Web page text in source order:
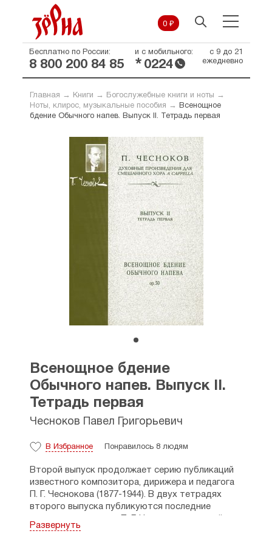
0 ₽
Бесплатно по России:
8 800 200 84 85
и с мобильного:
* 0224
с 9 до 21
ежедневно
Главная → Книги → Богослужебные книги и ноты →
Ноты, клирос, музыкальные пособия →
Всенощное
бдение Обычного напев. Выпуск II. Тетрадь первая
Всенощное бдение
Обычного напев. Выпуск II.
Тетрадь первая
Чесноков Павел Григорьевич
В Избранное Понравилось 8 людям
Второй выпуск продолжает серию публикаций
известного композитора, дирижера и педагога
П. Г. Чеснокова (1877-1944). В двух тетрадях
второго выпуска публикуются последние
формы — Всенощное бдение (тетрадь 1)
Развернуть